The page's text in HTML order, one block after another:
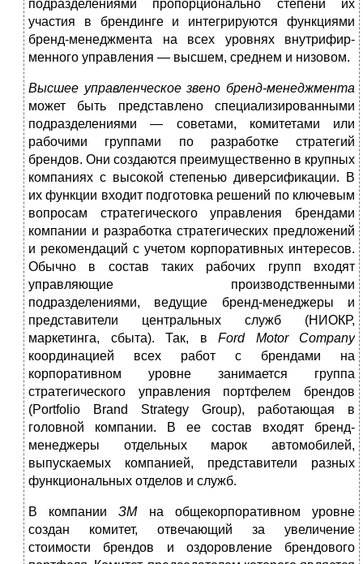
подразделе­ниями пропорционально степени их
участия в брендинге и интегри­руются функциями
бренд-менеджмента на всех уровнях внутрифир­
менного управления — высшем, среднем и низовом.
Высшее управленческое звено бренд-менеджмента
может быть пред­ставлено специализированными
подразделениями — советами, коми­тетами или
рабочими группами по разработке стратегий
брендов. Они создаются преимущественно в крупных
компаниях с высокой степе­нью диверсификации. В
их функции входит подготовка решений по ключевым
вопросам стратегического управления брендами
компании и разработка стратегических предложений
и рекомендаций с учетом кор­поративных интересов.
Обычно в состав таких рабочих групп входят
управляющие производственными
подразделениями, ведущие бренд-менеджеры и
представители центральных служб (НИОКР,
маркетинга, сбыта). Так, в Ford Motor
Company
координацией всех работ с бренда­ми на
корпоративном уровне занимается группа
стратегического управ­ления портфелем брендов
(Portfolio Brand Strategy Group), работающая в
головной компании. В ее состав входят бренд-
менеджеры отдельных марок автомобилей,
выпускаемых компанией, представители разных
функциональных отделов и служб.
В компанииЗМ на общекорпоративном уровне
создан комитет, отвечающий за увеличение
стоимости брендов и оздоровление брендового